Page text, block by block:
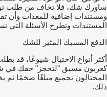
ساورك شك، فلا تخاف من طلب
ومستندات إضافية للمعدات
المستندات وتطرح الأسئلة التي
الدفع المسبك المثير للشك
أكثر أنواع الاحتيال شيوعًا، قد
كعربون مسبق "لتحجز" حقك في
المحتالون تجميع مبلغًا ضخمًا ثم
ذلك.